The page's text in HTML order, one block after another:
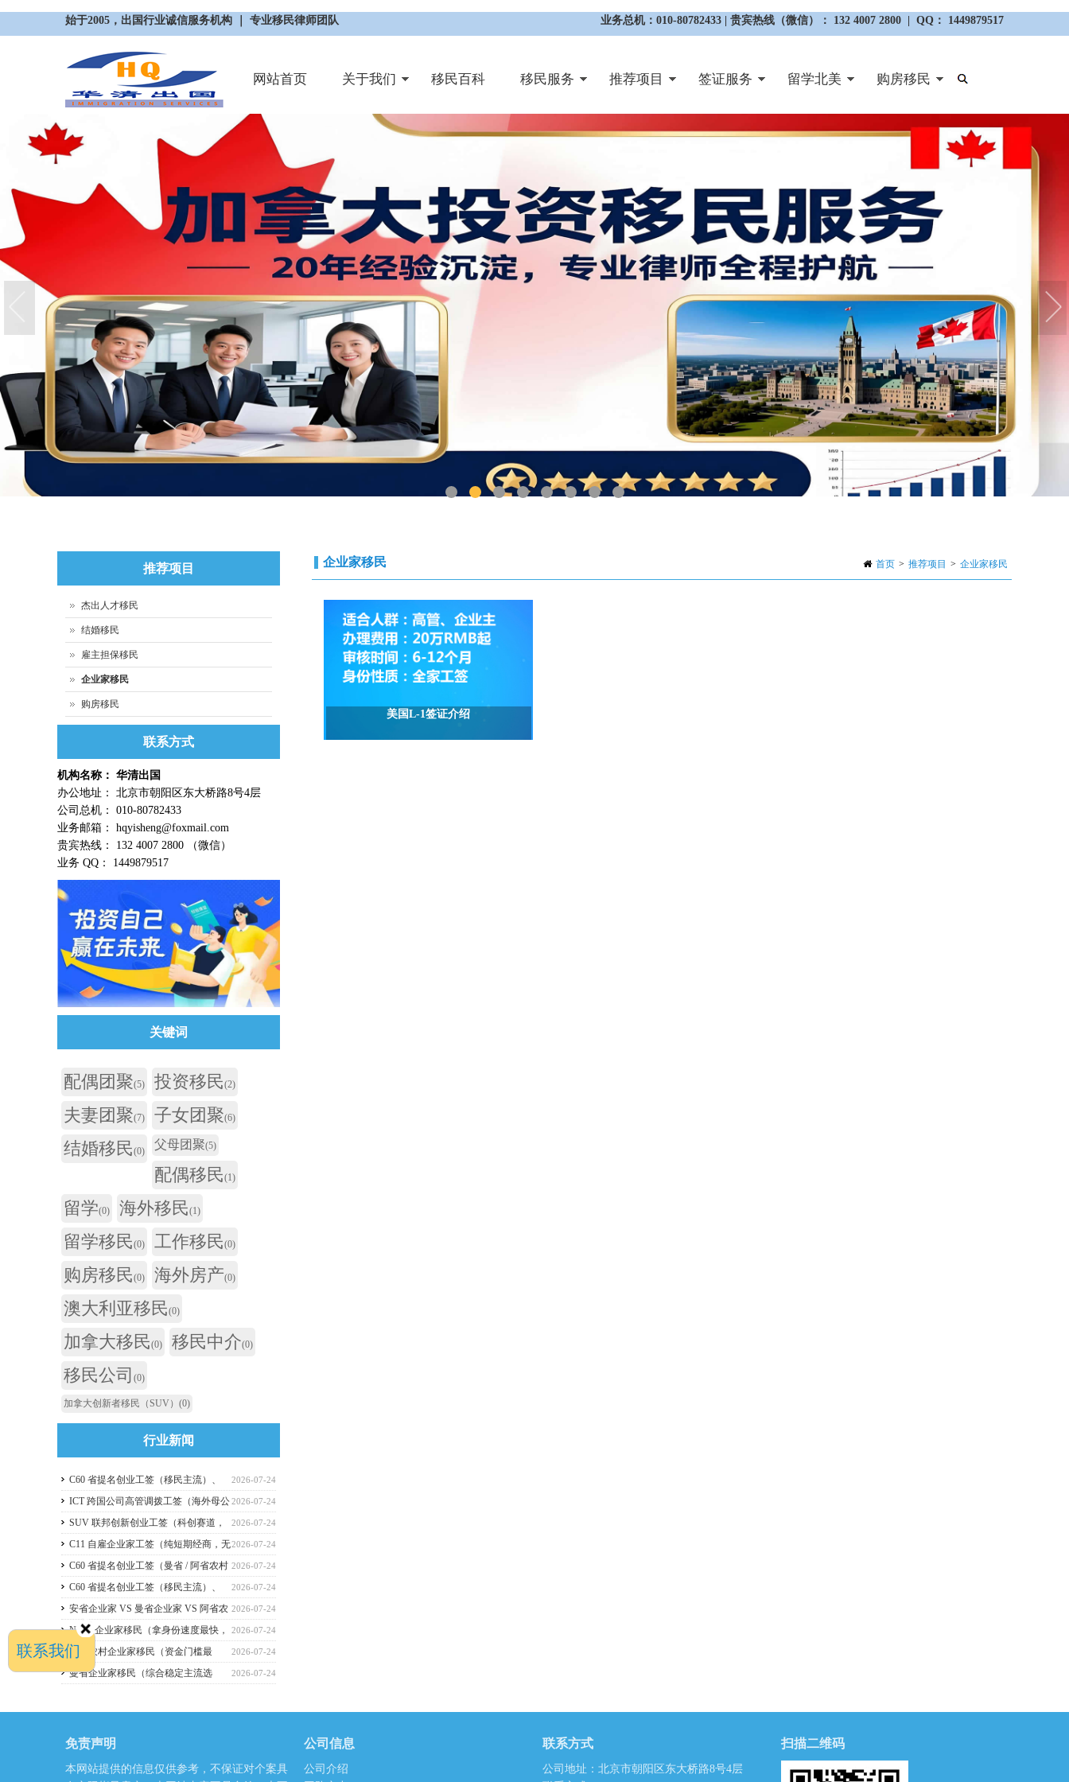
始于2005，出国行业诚信服务机构 ｜ 专业移民律师团队 业务总机：010-80782433 | 贵宾热线（微信）： 132 4007 2800 | QQ： 1449879517
网站首页 关于我们 移民百科 移民服务 推荐项目 签证服务 留学北美 购房移民
首页 > 推荐项目 > 企业家移民
企业家移民
美国L-1签证介绍
推荐项目
杰出人才移民
结婚移民
雇主担保移民
企业家移民
购房移民
联系方式
机构名称： 华清出国
办公地址： 北京市朝阳区东大桥路8号4层
公司总机： 010-80782433
业务邮箱： hqyisheng@foxmail.com
贵宾热线： 132 4007 2800 （微信）
业务 QQ： 1449879517
关键词
配偶团聚(5) 投资移民(2)
夫妻团聚(7) 子女团聚(6)
结婚移民(0) 父母团聚(5)
配偶移民(1)
留学(0) 海外移民(1)
留学移民(0) 工作移民(0)
购房移民(0) 海外房产(0)
澳大利亚移民(0)
加拿大移民(0) 移民中介(0)
移民公司 (0)
加拿大创新者移民（SUV） (0)
行业新闻
2026-07-24
C60 省提名创业工签（移民主流）、
C11 自雇工签、SUV 科创工签、ICT 跨国高管工
签比较
2026-07-24
ICT 跨国公司高管调拨工签（海外母公
司开加拿大分公司）
2026-07-24
SUV 联邦创新创业工签（科创赛道，
2026 暂停接收新申请）
2026-07-24
C11 自雇企业家工签（纯短期经商，无
直接永居通道）
2026-07-24
C60 省提名创业工签（曼省 / 阿省农村
/ NB 省，唯一稳定转永居，重点）
2026-07-24
C60 省提名创业工签（移民主流）、
C11 自雇工签、SUV 科创工签、ICT 跨国高管工
签
2026-07-24
安省企业家 VS 曼省企业家 VS 阿省农
村企业家 VS NB 省企业家 四合一详细对比
（2026 年 7 月最新官方政策）
2026-07-24
NB 省企业家移民（拿身份速度最快，
短期创业过渡首选）
2026-07-24
阿省农村企业家移民（资金门槛最
低，预算有限首选）
2026-07-24
曼省企业家移民（综合稳定主流选
免责声明
本网站提供的信息仅供参考，不保证对个案具
公司信息
公司介绍
联系方式
公司地址：北京市朝阳区东大桥路8号4层
扫描二维码
联系我们